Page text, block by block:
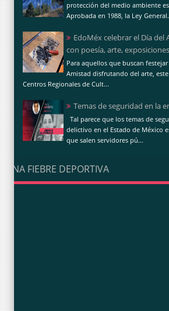
protección del medio ambiente
Aprobada en 1988, la Ley
EdoMéx celebrar el Día del
con poesía, arte,
Para aquellos que buscan
Amistad disfrutando del arte,
Centros Regionales de Cult...
Temas de seguridad en la
Tal parece que los temas de
delictivo en el Estado de México
que salen servidores pú...
UNA FIEBRE DEPORTIVA